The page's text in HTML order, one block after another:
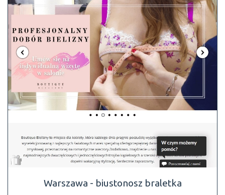
Warszawa - biustonosz braletka